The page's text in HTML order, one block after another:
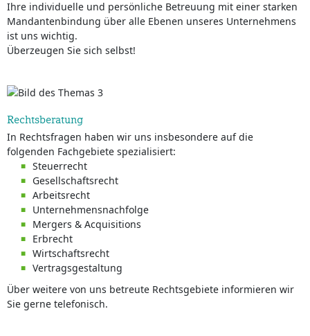
Ihre individuelle und persönliche Betreuung mit einer starken
Mandantenbindung über alle Ebenen unseres Unternehmens
ist uns wichtig.
Überzeugen Sie sich selbst!
Rechtsberatung
In Rechtsfragen haben wir uns insbesondere auf die
folgenden Fachgebiete spezialisiert:
Steuerrecht
Gesellschaftsrecht
Arbeitsrecht
Unternehmensnachfolge
Mergers & Acquisitions
Erbrecht
Wirtschaftsrecht
Vertragsgestaltung
Über weitere von uns betreute Rechtsgebiete informieren wir
Sie gerne telefonisch.